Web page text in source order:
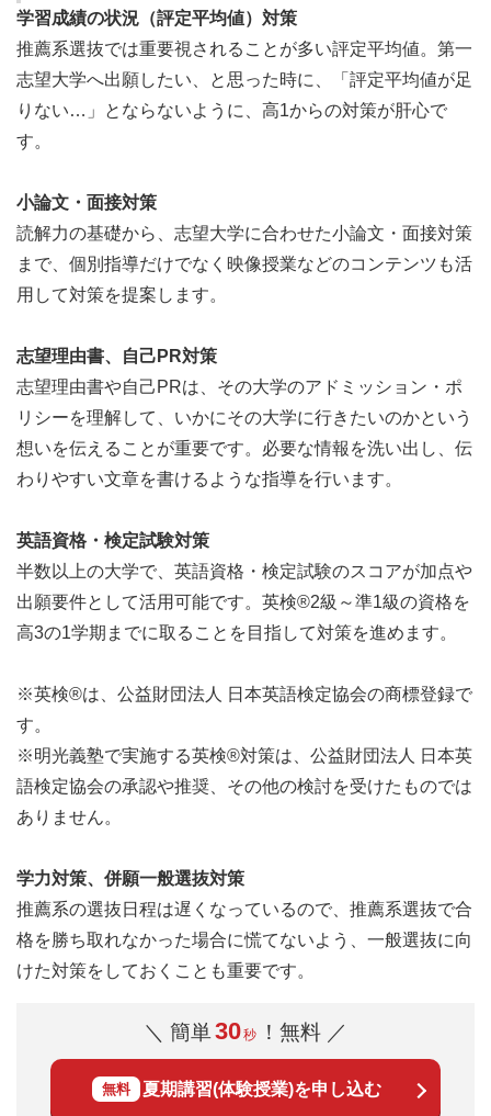
学習成績の状況（評定平均値）対策
推薦系選抜では重要視されることが多い評定平均値。第一
志望大学へ出願したい、と思った時に、「評定平均値が足
りない…」とならないように、高1からの対策が肝心で
す。
小論文・面接対策
読解力の基礎から、志望大学に合わせた小論文・面接対策
まで、個別指導だけでなく映像授業などのコンテンツも活
用して対策を提案します。
志望理由書、自己PR対策
志望理由書や自己PRは、その大学のアドミッション・ポ
リシーを理解して、いかにその大学に行きたいのかという
想いを伝えることが重要です。必要な情報を洗い出し、伝
わりやすい文章を書けるような指導を行います。
英語資格・検定試験対策
半数以上の大学で、英語資格・検定試験のスコアが加点や
出願要件として活用可能です。英検®2級～準1級の資格を
高3の1学期までに取ることを目指して対策を進めます。
※英検®は、公益財団法人 日本英語検定協会の商標登録で
す。
※明光義塾で実施する英検®対策は、公益財団法人 日本英
語検定協会の承認や推奨、その他の検討を受けたものでは
ありません。
学力対策、併願一般選抜対策
推薦系の選抜日程は遅くなっているので、推薦系選抜で合
格を勝ち取れなかった場合に慌てないよう、一般選抜に向
けた対策をしておくことも重要です。
＼ 簡単30秒 ！無料 ／
無料 夏期講習(体験授業)を申し込む